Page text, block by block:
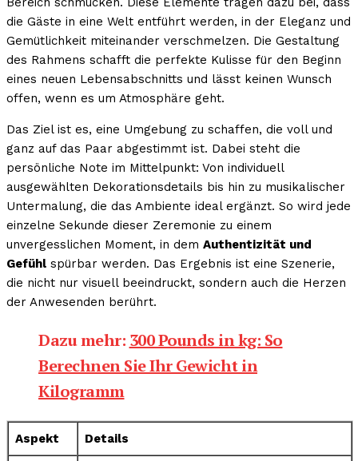
die Gäste in eine Welt entführt werden, in der Eleganz und
Gemütlichkeit miteinander verschmelzen. Die Gestaltung
des Rahmens schafft die perfekte Kulisse für den Beginn
eines neuen Lebensabschnitts und lässt keinen Wunsch
offen, wenn es um Atmosphäre geht.
Das Ziel ist es, eine Umgebung zu schaffen, die voll und
ganz auf das Paar abgestimmt ist. Dabei steht die
persönliche Note im Mittelpunkt: Von individuell
ausgewählten Dekorationsdetails bis hin zu musikalischer
Untermalung, die das Ambiente ideal ergänzt. So wird jede
einzelne Sekunde dieser Zeremonie zu einem
unvergesslichen Moment, in dem Authentizität und
Gefühl spürbar werden. Das Ergebnis ist eine Szenerie,
die nicht nur visuell beeindruckt, sondern auch die Herzen
der Anwesenden berührt.
Dazu mehr: 300 Pounds in kg: So
Berechnen Sie Ihr Gewicht in
Kilogramm
Aspekt Details